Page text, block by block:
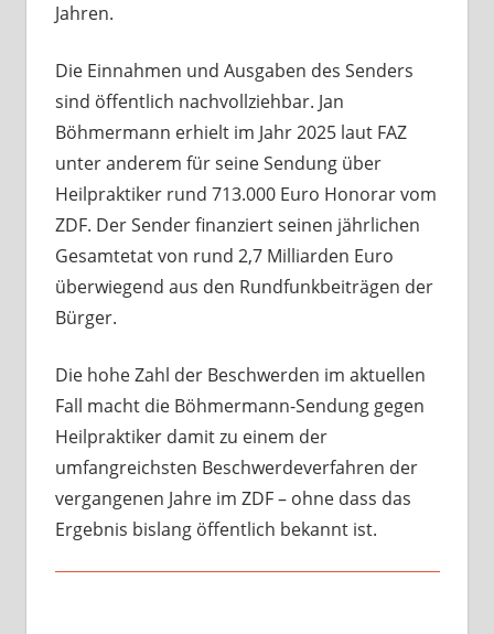
Jahren.
Die Einnahmen und Ausgaben des Senders
sind öffentlich nachvollziehbar. Jan
Böhmermann erhielt im Jahr 2025 laut FAZ
unter anderem für seine Sendung über
Heilpraktiker rund 713.000 Euro Honorar vom
ZDF. Der Sender finanziert seinen jährlichen
Gesamtetat von rund 2,7 Milliarden Euro
überwiegend aus den Rundfunkbeiträgen der
Bürger.
Die hohe Zahl der Beschwerden im aktuellen
Fall macht die Böhmermann-Sendung gegen
Heilpraktiker damit zu einem der
umfangreichsten Beschwerdeverfahren der
vergangenen Jahre im ZDF – ohne dass das
Ergebnis bislang öffentlich bekannt ist.